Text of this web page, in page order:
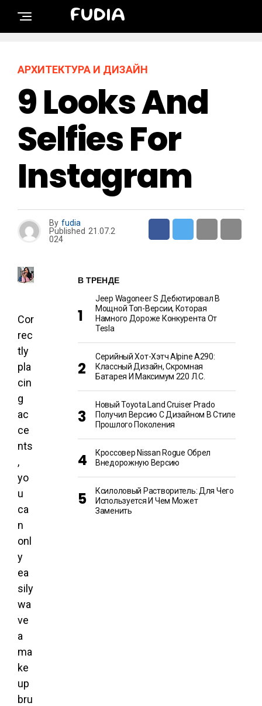
FUDIA
АРХИТЕКТУРА И ДИЗАЙН
9 Looks And
Selfies For
Instagram
By fudia
Published 21.07.2
024
Cor
rec
tly
pla
cin
g
ac
ce
nts
,
yo
u
ca
n
onl
y
ea
sily
wa
ve
a
ma
ke
up
bru
В ТРЕНДЕ
Jeep Wagoneer S Дебютировал В
Мощной Топ-Версии, Которая
Намного Дороже Конкурента От
Tesla
Серийный Хот-Хэтч Alpine A290:
Классный Дизайн, Скромная
Батарея И Максимум 220 Л.с.
Новый Toyota Land Cruiser Prado
Получил Версию С Дизайном В Стиле
Прошлого Поколения
Кроссовер Nissan Rogue Обрел
Внедорожную Версию
Ксилоловый Растворитель: Для Чего
Используется И Чем Может
Заменить